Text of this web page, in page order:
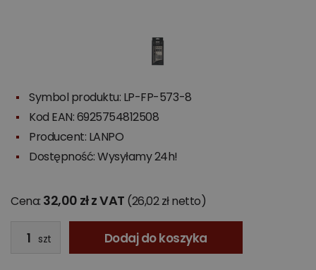
Symbol produktu: LP-FP-573-8
Kod EAN: 6925754812508
Producent: LANPO
Dostępność: Wysyłamy 24h!
Cena: 32,00 zł z VAT (26,02 zł netto)
szt Dodaj do koszyka